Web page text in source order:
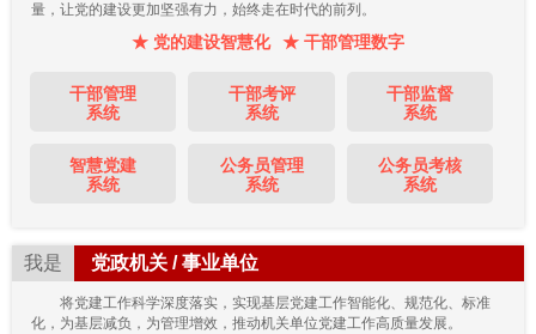
量，让党的建设更加坚强有力，始终走在时代的前列。
★ 党的建设智慧化 ★ 干部管理数字
干部管理
系统
干部考评
系统
干部监督
系统
智慧党建
系统
公务员管理
系统
公务员考核
系统
我是 党政机关 / 事业单位
将党建工作科学深度落实，实现基层党建工作智能化、规范化、标准
化，为基层减负，为管理增效，推动机关单位党建工作高质量发展。